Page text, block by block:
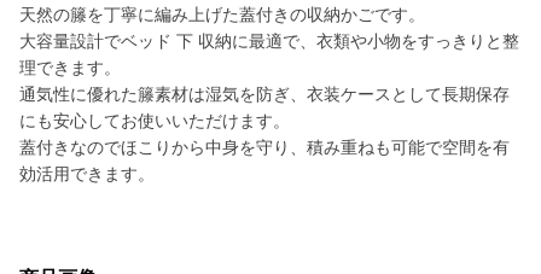
天然の籐を丁寧に編み上げた蓋付きの収納かごです。
大容量設計でベッド 下 収納に最適で、衣類や小物をすっきりと整
理できます。
通気性に優れた籐素材は湿気を防ぎ、衣装ケースとして長期保存
にも安心してお使いいただけます。
蓋付きなのでほこりから中身を守り、積み重ねも可能で空間を有
効活用できます。